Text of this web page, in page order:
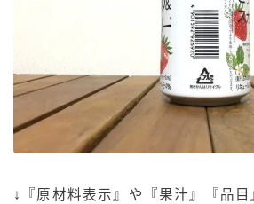
↓『原材料表示』や『果汁』『品目